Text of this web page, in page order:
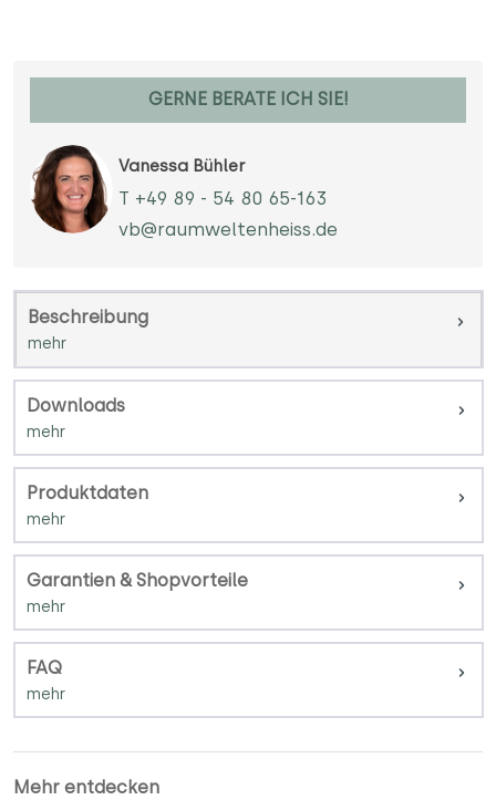
GERNE BERATE ICH SIE!
Vanessa Bühler
T +49 89 - 54 80 65-163
vb@raumweltenheiss.de
Beschreibung
Downloads
Produktdaten
Garantien & Shopvorteile
FAQ
Mehr entdecken